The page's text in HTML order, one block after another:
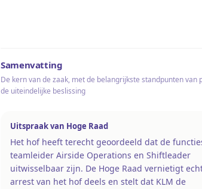
Samenvatting
De kern van de zaak, met de belangrijkste standpunten van
de uiteindelijke beslissing
Uitspraak van Hoge Raad
Het hof heeft terecht geoordeeld dat de
teamleider Airside Operations en Shiftleader
uitwisselbaar zijn. De Hoge Raad vernietigt
arrest van het hof deels en stelt dat KLM de